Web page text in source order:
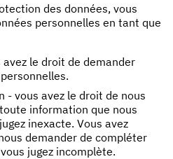
des données, vous
personnelles en tant que
le droit de demander
- vous avez le droit de nous
information que nous
inexacte. Vous avez
demander de compléter
jugez incomplète.